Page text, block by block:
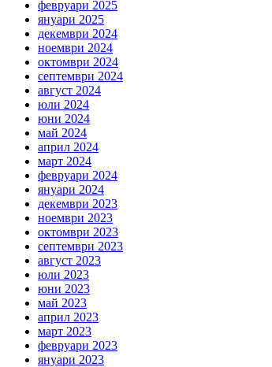
февруари 2025
януари 2025
декември 2024
ноември 2024
октомври 2024
септември 2024
август 2024
юли 2024
юни 2024
май 2024
април 2024
март 2024
февруари 2024
януари 2024
декември 2023
ноември 2023
октомври 2023
септември 2023
август 2023
юли 2023
юни 2023
май 2023
април 2023
март 2023
февруари 2023
януари 2023